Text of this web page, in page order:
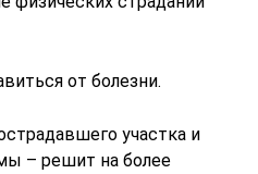
от болезни.
участка и
– решит на более